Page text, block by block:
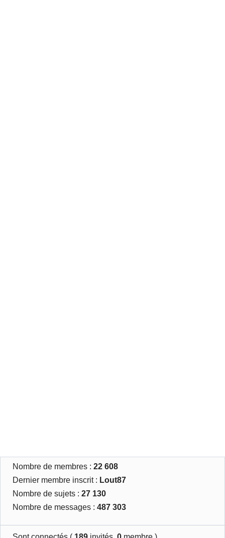
Nombre de membres :22 608
Dernier membre inscrit : Lout87
Nombre de sujets :27 130
Nombre de messages :487 303